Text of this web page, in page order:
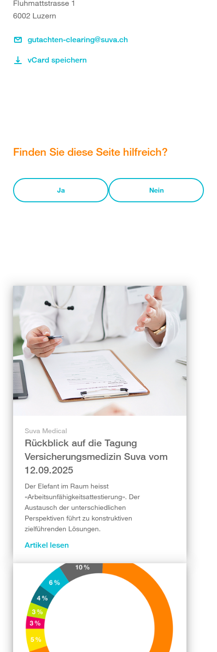
Fluhmattstrasse 1
6002 Luzern
gutachten-clearing@suva.ch
vCard speichern
Finden Sie diese Seite hilfreich?
Ja Nein
Suva Medical
Rückblick auf die Tagung
Versicherungsmedizin Suva vom
12.09.2025
Der Elefant im Raum heisst
«Arbeitsunfähigkeitsattestierung». Der
Austausch der unterschiedlichen
Perspektiven führt zu konstruktiven
zielführenden Lösungen.
Artikel lesen